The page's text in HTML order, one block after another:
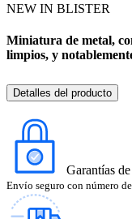
NEW IN BLISTER
Miniatura de metal,
limpios, y
Detalles del producto
Garantías
Envío seguro con número